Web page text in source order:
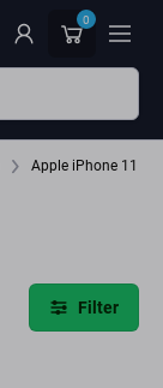
0
Apple iPhone 11
Filter